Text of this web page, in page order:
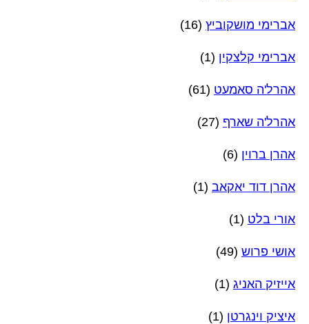
אברימי מושקוביץ (16)
אברימי קלצקין (1)
אהרל'ה סאמעט (61)
אהרל'ה שארף (27)
אהרן ברוין (6)
אהרן דוד יאקאב (1)
אורי בלט (1)
אושי פרוש (49)
אייזיק האניג (1)
איציק וינגרטן (1)